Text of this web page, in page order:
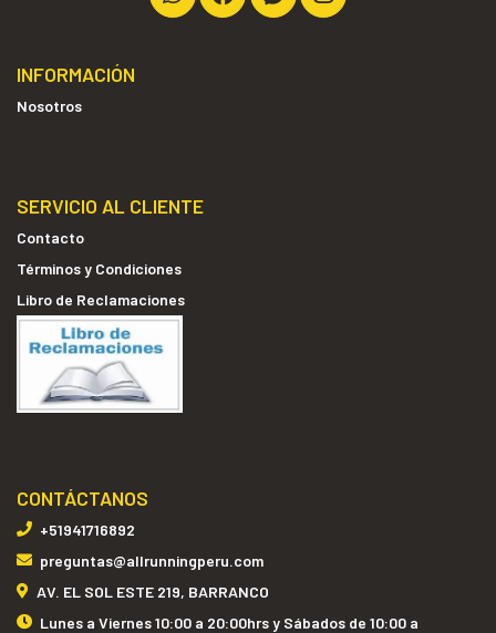
INFORMACIÓN
Nosotros
SERVICIO AL CLIENTE
Contacto
Términos y Condiciones
Libro de Reclamaciones
CONTÁCTANOS
+51941716892
preguntas@allrunningperu.com
AV. EL SOL ESTE 219, BARRANCO
Lunes a Viernes 10:00 a 20:00hrs y Sábados de 10:00 a